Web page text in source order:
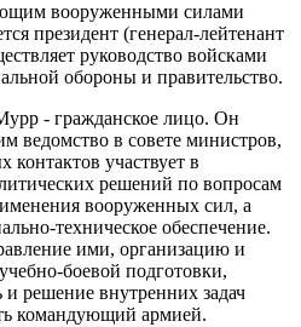
вооруженными силами
президент (генерал-лейтенант
руководство войсками
обороны и правительство.
- гражданское лицо. Он
ведомство в совете министров,
участвует в
решений по вопросам
вооруженных сил, а
техническое обеспечение.
ими, организацию и
боевой подготовки,
и решение внутренних задач
командующий армией.